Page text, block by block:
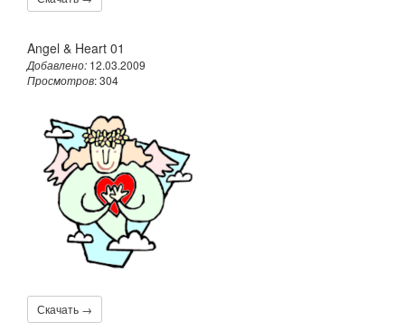
Angel & Heart 01
Добавлено: 12.03.2009
Просмотров: 304
Скачать →